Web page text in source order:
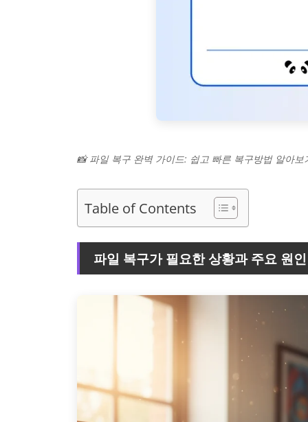
📸 파일 복구 완벽 가이드: 쉽고 빠른 복구방법 알아보
Table of Contents
파일 복구가 필요한 상황과 주요 원인